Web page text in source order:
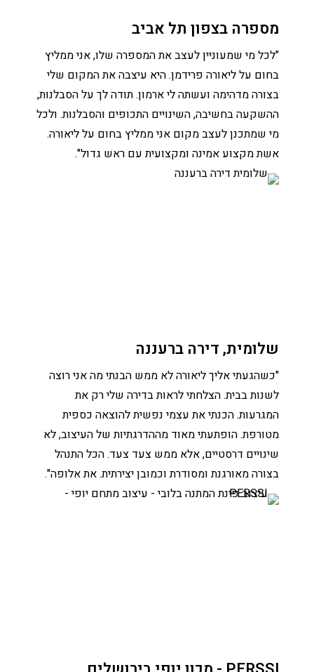
מספרה בצפון תל אביב
"לכל מי שמעוניין לעצב את המספרה שלו, אני ממליץ
בחום על ליאורה פרידמן. היא עיצבה את המקום שלי
בצורה מדהימה ועשתה לי ארמון. תודה לך על הסבלנות,
ההשקעה בחשיבה, השינויים התכופים והסבלנות. ולכל
מי שמתכנן לעצב מקום אני ממליץ בחום על ליאורה.
אשת מקצוע אמינה ומקצועית עם ראש גדול".
שלומית, דירה ברעננה
"כשהגעתי אליך ליאורה לא ממש הבנתי מה אני רוצה
לשנות בבית. הצלחתי לראות בדירה שלי רק את
המגרעות. הכנתי את עצמי נפשית להוצאה כספית
מטורפת. הופתעתי מאוד מההדרגתיות של העיצוב, לא
שינויים דרסטיים, אלא ממש צעד צעד. הכל התנהל
בצורה מאורגנת ומסודרת וכמובן יצירתית. את אלופה".